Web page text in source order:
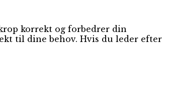
korrekt og forbedrer din
til dine behov. Hvis du leder efter